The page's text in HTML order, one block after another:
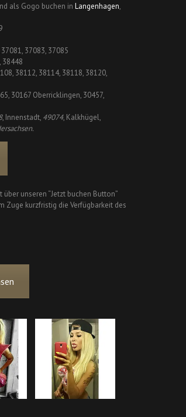
als Gogo buchen in Langenhagen,
37083, 37085
38448
38112, 38114, 38118, 38120,
30167 Oberricklingen, 30457,
, Innenstadt, 49074, Kalkhügel,
unseren “Jetzt buchen Button”
Zuge kurzfristig die Verfügbarkeit des